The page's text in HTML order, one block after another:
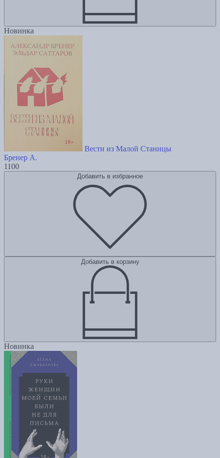
Новинка
Вести из Малой Станицы
Бренер А.
1100
Добавить в избранное
Добавить в корзину
Новинка